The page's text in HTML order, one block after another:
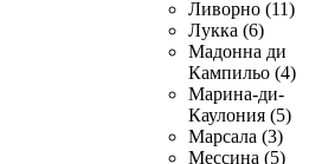
Ливорно (11)
Лукка (6)
Мадонна ди
Кампильо (4)
Марина-ди-
Каулония (5)
Марсала (3)
Мессина (5)